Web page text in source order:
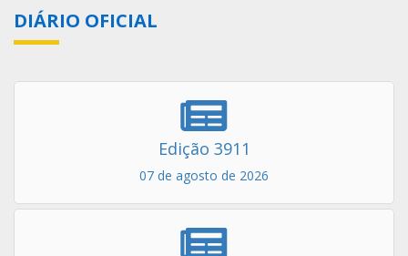
Edição 3911
07 de agosto de 2026